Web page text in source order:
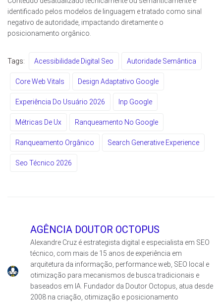
identificado pelos modelos de linguagem e tratado como sinal
negativo de autoridade, impactando diretamente o
posicionamento orgânico.
Tags: Acessibilidade Digital Seo Autoridade Semântica
Core Web Vitals Design Adaptativo Google
Experiência Do Usuário 2026 Inp Google
Métricas De Ux Ranqueamento No Google
Ranqueamento Orgânico Search Generative Experience
Seo Técnico 2026
AGÊNCIA DOUTOR OCTOPUS
Alexandre Cruz é estrategista digital e especialista em SEO
técnico, com mais de 15 anos de experiência em
arquitetura da informação, performance web, SEO local e
otimização para mecanismos de busca tradicionais e
baseados em IA. Fundador da Doutor Octopus, atua desde
2008 na criação, otimização e posicionamento